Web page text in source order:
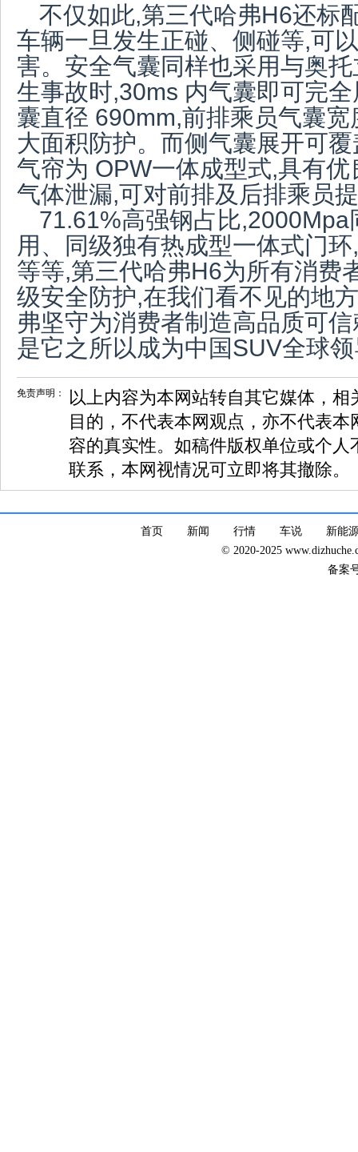
不仅如此,第三代哈弗H6还标
车辆一旦发生正碰、侧碰等,可
害。安全气囊同样也采用与奥
生事故时,30ms 内气囊即可完
囊直径 690mm,前排乘员气囊
大面积防护。而侧气囊展开可
气帘为 OPW一体成型式,具有
气体泄漏,可对前排及后排乘员
71.61%高强钢占比
用、同级独有热成型一体式门
等等,第三代哈弗H6为所有消费
级安全防护,在我们看不见的地
弗坚守为消费者制造高品质可
是它之所以成为中国SUV全球
免责声明：
以上内容为本网站转自其它媒体，
目的，不代表本网观点，亦不代表
容的真实性。如稿件版权单位或个
联系，本网视情况可立即将其撤除。
首页 新闻 行情 车说
新能
© 2020-2025
备案